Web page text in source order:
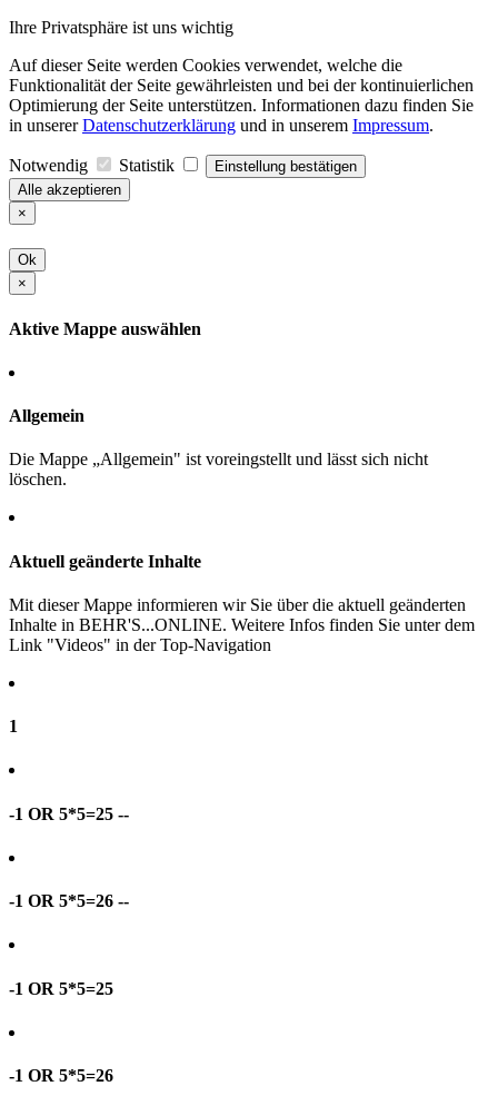
Ihre Privatsphäre ist uns wichtig
Auf dieser Seite werden Cookies verwendet, welche die
Funktionalität der Seite gewährleisten und bei der kontinuierlichen
Optimierung der Seite unterstützen. Informationen dazu finden Sie
in unsererDatenschutzerklärung und in unserem Impressum.
Notwendig Statistik
Einstellung bestätigen
Alle akzeptieren
×
Ok
×
Aktive Mappe auswählen
Allgemein
Die Mappe „Allgemein" ist voreingstellt und lässt sich nicht
löschen.
Aktuell geänderte Inhalte
Mit dieser Mappe informieren wir Sie über die aktuell geänderten
Inhalte in BEHR'S...ONLINE. Weitere Infos finden Sie unter dem
Link "Videos" in der Top-Navigation
1
-1 OR 5*5=25 --
-1 OR 5*5=26 --
-1 OR 5*5=25
-1 OR 5*5=26